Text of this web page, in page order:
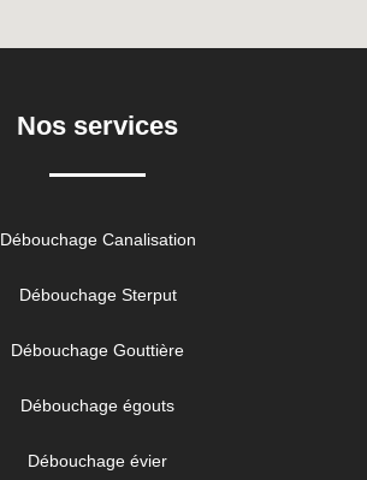
Nos services
Débouchage Canalisation
Débouchage Sterput
Débouchage Gouttière
Débouchage égouts
Débouchage évier